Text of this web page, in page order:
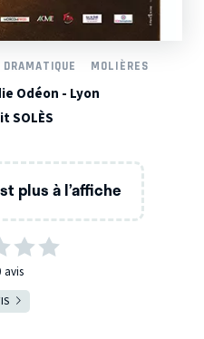
MOLIÈRES
Odéon - Lyon
SOLÈS
plus à l’affiche
avis